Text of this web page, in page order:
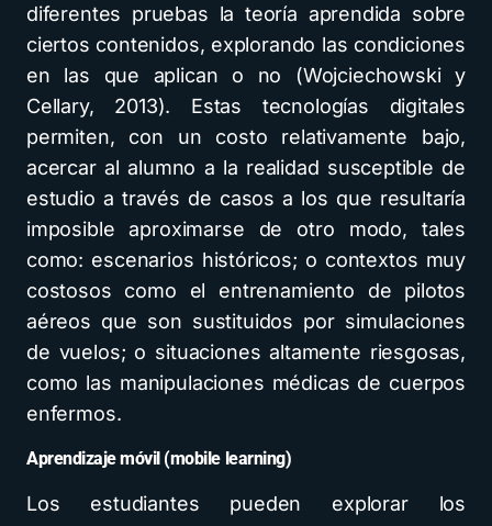
diferentes pruebas la teoría aprendida sobre
ciertos contenidos, explorando las condiciones
en las que aplican o no (Wojciechowski y
Cellary, 2013). Estas tecnologías digitales
permiten, con un costo relativamente bajo,
acercar al alumno a la realidad susceptible de
estudio a través de casos a los que resultaría
imposible aproximarse de otro modo, tales
como: escenarios históricos; o contextos muy
costosos como el entrenamiento de pilotos
aéreos que son sustituidos por simulaciones
de vuelos; o situaciones altamente riesgosas,
como las manipulaciones médicas de cuerpos
enfermos.
Aprendizaje móvil (mobile learning)
Los estudiantes pueden explorar los